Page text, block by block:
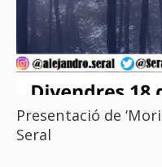
Presentació de
Seral